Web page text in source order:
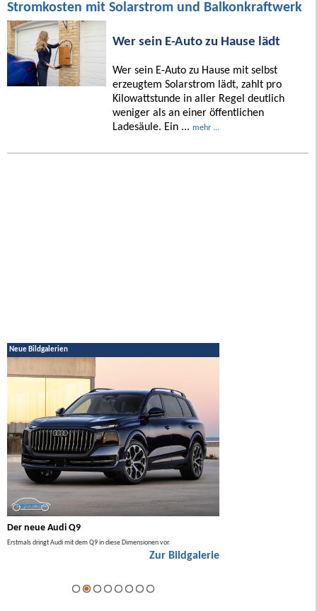
Stromkosten mit Solarstrom und Balkonkraftwerk
Wer sein E-Auto zu Hause lädt
Wer sein E-Auto zu Hause mit selbst
erzeugtem Solarstrom lädt, zahlt pro
Kilowattstunde in aller Regel deutlich
weniger als an einer öffentlichen
Ladesäule. Ein ... mehr ...
Neue Bildgalerien
Der neue Audi Q9
Erstmals dringt Audi mit dem Q9 in diese Dimensionen vor.
Zur Bildgalerie